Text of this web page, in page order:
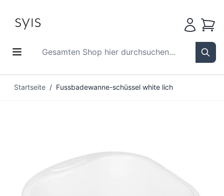
Gesamten Shop hier durchsuchen...
Startseite / Fussbadewanne-schüssel white lich